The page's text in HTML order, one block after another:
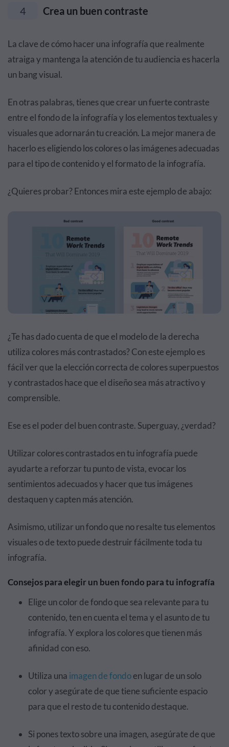
4 Crea un buen contraste
La clave de cómo hacer una infografía que realmente
atraiga y mantenga la atención de tu audiencia es hacerla
un bang visual.
En otras palabras, tienes que crear un fuerte contraste
entre el fondo de la infografía y los elementos textuales y
visuales que adornarán tu creación. La mejor manera de
hacerlo es eligiendo los colores o las imágenes adecuadas
para el tipo de contenido y el formato de la infografía.
¿Quieres probar? Entonces mira este ejemplo de abajo:
¿Te has dado cuenta de que el modelo de la derecha
utiliza colores más contrastados? Con este ejemplo es
fácil ver que la elección correcta de colores superpuestos
y contrastados hace que el diseño sea más atractivo y
comprensible.
Ese es el poder del buen contraste. Superguay, ¿verdad?
Utilizar colores contrastados en tu infografía puede
ayudarte a reforzar tu punto de vista, evocar los
sentimientos adecuados y hacer que tus imágenes
destaquen y capten más atención.
Asimismo, utilizar un fondo que no resalte tus elementos
visuales o de texto puede destruir fácilmente toda tu
infografía.
Consejos para elegir un buen fondo para tu infografía
Elige un color de fondo que sea relevante para tu
contenido, ten en cuenta el tema y el asunto de tu
infografía. Y explora los colores que tienen más
afinidad con eso.
Utiliza una imagen de fondoen lugar de un solo
color y asegúrate de que tiene suficiente espacio
para que el resto de tu contenido destaque.
Si pones texto sobre una imagen, asegúrate de que